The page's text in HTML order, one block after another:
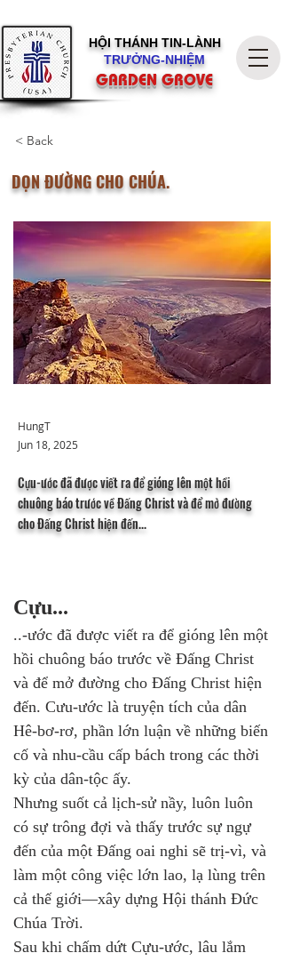
HỘI THÁNH TIN-LÀNH
TRƯỞNG-NHIỆM
GARDEN GROVE
< Back
DỌN ĐƯỜNG CHO CHÚA.
HungT
Jun 18, 2025
Cựu-ước đã được viết ra để gióng lên một hồi
chuông báo trước về Đấng Christ và để mở đường
cho Đấng Christ hiện đến...
Cựu...
..-ước đã được viết ra để gióng lên một
hồi chuông báo trước về Đấng Christ
và để mở đường cho Đấng Christ hiện
đến. Cưu-ước là truyện tích của dân
Hê-bơ-rơ, phần lớn luận về những biến
cố và nhu-cầu cấp bách trong các thời
kỳ của dân-tộc ấy.
Nhưng suốt cả lịch-sử nầy, luôn luôn
có sự trông đợi và thấy trước sự ngự
đến của một Đấng oai nghi sẽ trị-vì, và
làm một công việc lớn lao, lạ lùng trên
cả thế giới—xây dựng Hội thánh Đức
Chúa Trời.
Sau khi chấm dứt Cựu-ước, lâu lắm